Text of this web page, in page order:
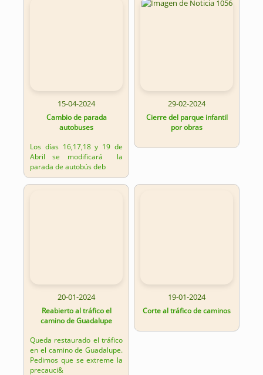
15-04-2024
Cambio de parada
autobuses
Los días 16,17,18 y 19 de
Abril se modificará la
parada de autobús deb
29-02-2024
Cierre del parque infantil
por obras
20-01-2024
Reabierto al tráfico el
camino de Guadalupe
Queda restaurado el tráfico
en el camino de Guadalupe.
Pedimos que se extreme la
precauci&
19-01-2024
Corte al tráfico de caminos